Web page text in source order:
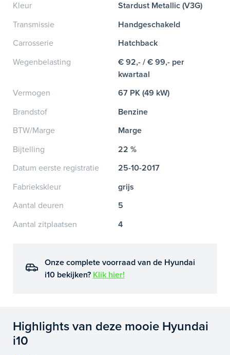
Kleur
Stardust Metallic (V3G)
Transmissie
Handgeschakeld
Carrosserie
Hatchback
Wegenbelasting
€ 92,- / € 99,- per
kwartaal
Vermogen
67 PK (49 kW)
Brandstof
Benzine
BTW/Marge
Marge
Bijtelling
22 %
Datum eerste registratie
25-10-2017
Fabriekskleur
grijs
Aantal deuren
5
Aantal zitplaatsen
4
Onze complete voorraad van de Hyundai
i10 bekijken? Klik hier!
Highlights van deze mooie Hyundai
i10